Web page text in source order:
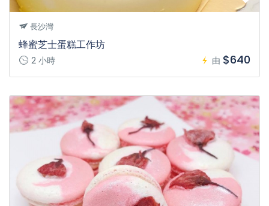
長沙灣
蜂蜜芝士蛋糕工作坊
2 小時 由 $640